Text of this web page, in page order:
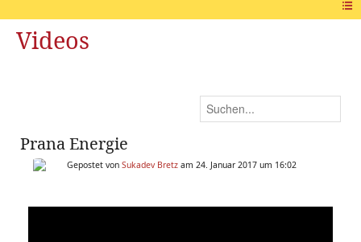
Videos
Prana Energie
Gepostet von Sukadev Bretz am 24. Januar 2017 um 16:02